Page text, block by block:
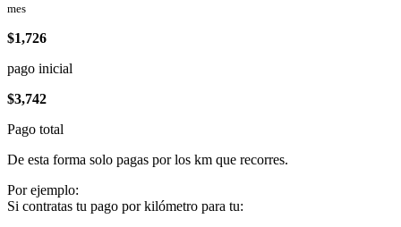
mes
$1,726
pago inicial
$3,742
Pago total
De esta forma solo pagas por los km que recorres.
Por ejemplo:
Si contratas tu pago por kilómetro para tu: